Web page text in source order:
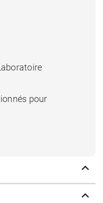
pour